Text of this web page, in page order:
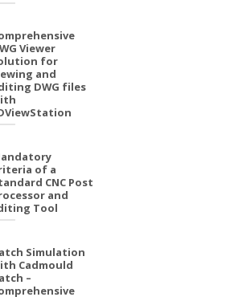
Viewer
for
and
DWG files
of a
CNC Post
and
Tool
Simulation
Cadmould
–